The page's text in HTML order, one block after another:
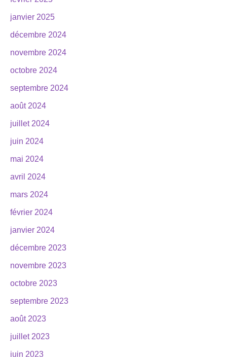
janvier 2025
décembre 2024
novembre 2024
octobre 2024
septembre 2024
août 2024
juillet 2024
juin 2024
mai 2024
avril 2024
mars 2024
février 2024
janvier 2024
décembre 2023
novembre 2023
octobre 2023
septembre 2023
août 2023
juillet 2023
juin 2023